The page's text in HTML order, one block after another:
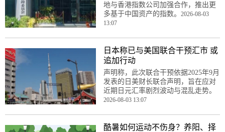
地与香港指数公司加强合作，推出更
多基于中国资产的指数。 2026-08-03
13:07
日本称已与美国联合干预汇市 或
追加行动
声明称，此次联合干预依据2025年9月
发表的日美财长联合声明，旨在应对
近期日元汇率剧烈波动与混乱走势。
2026-08-03 13:07
酷暑如何运动不伤身？养阳、择